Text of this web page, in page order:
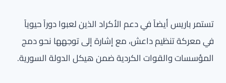
تستمر باريس أيضاً في دعم الأكراد الذين لعبوا دوراً حيوياً
في معركة تنظيم داعش، مع إشارة إلى توجهها نحو دمج
المؤسسات والقوات الكردية ضمن هيكل الدولة السورية.